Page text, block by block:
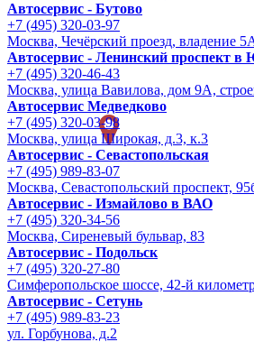
Автосервис - Бутово
+7 (495) 320-03-97
Москва, Чечёрский проезд, владение
Автосервис - Ленинский проспект
+7 (495) 320-46-43
Москва, улица Вавилова, дом 9A,
Автосервис Медведково
+7 (495) 320-03-98
Москва, улица Широкая, д.3, к.3
Автосервис - Cевастопольская
+7 (495) 989-83-07
Москва, Севастопольский проспект,
Автосервис - Измайлово в ВАО
+7 (495) 320-34-56
Москва, Сиреневый бульвар, 83
Автосервис - Подольск
+7 (495) 320-27-80
Симферопольское шоссе, 42-й
Автосервис - Сетунь
+7 (495) 989-83-23
ул. Горбунова, д.2